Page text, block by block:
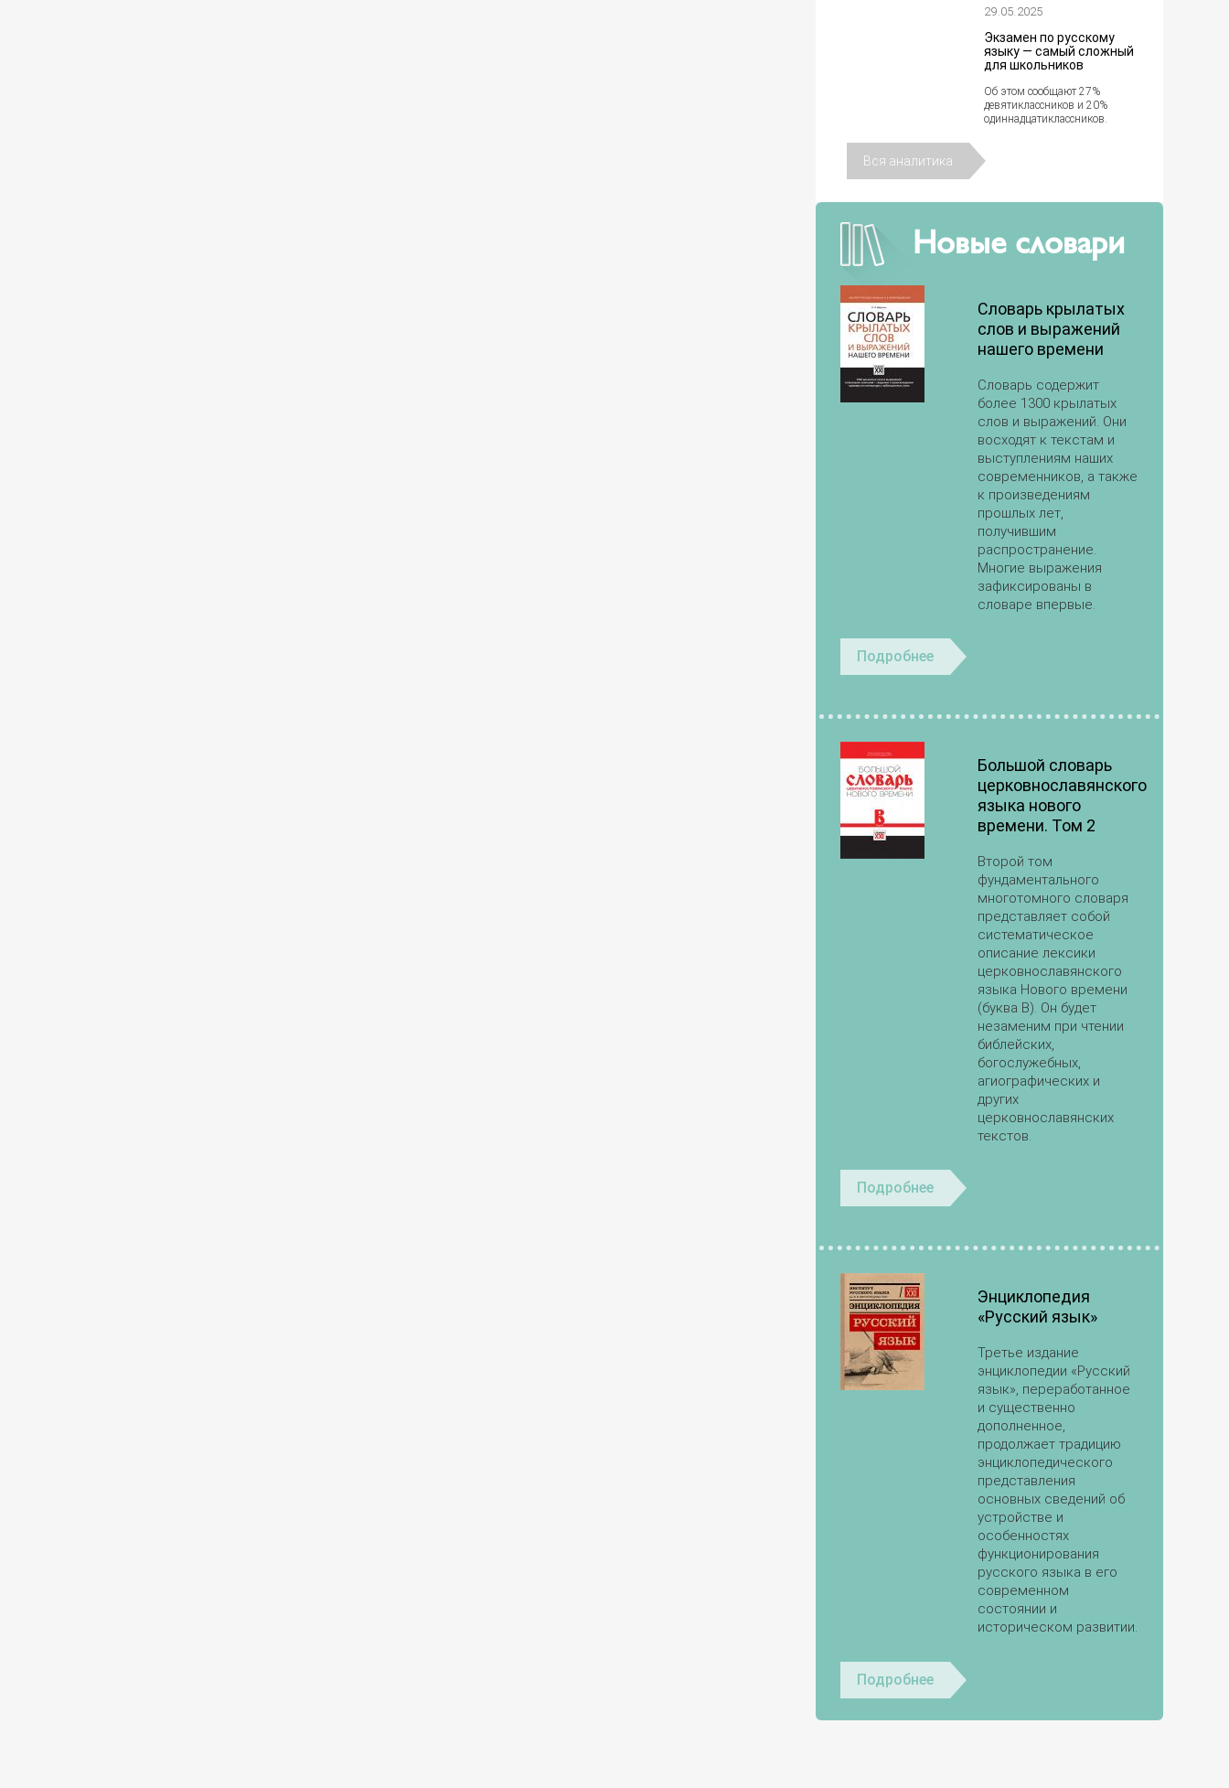
29.05.2025
Экзамен по русскому
языку — самый сложный
для школьников
Об этом сообщают 27%
девятиклассников и 20%
одиннадцатиклассников.
Вся аналитика
Новые словари
Словарь крылатых
слов и выражений
нашего времени
Словарь содержит
более 1300 крылатых
слов и выражений. Они
восходят к текстам и
выступлениям наших
современников, а также
к произведениям
прошлых лет,
получившим
распространение.
Многие выражения
зафиксированы в
словаре впервые.
Подробнее
Большой словарь
церковнославянского
языка нового
времени. Том 2
Второй том
фундаментального
многотомного словаря
представляет собой
систематическое
описание лексики
церковнославянского
языка Нового времени
(буква В). Он будет
незаменим при чтении
библейских,
богослужебных,
агиографических и
других
церковнославянских
текстов.
Подробнее
Энциклопедия
«Русский язык»
Третье издание
энциклопедии «Русский
язык», переработанное
и существенно
дополненное,
продолжает традицию
энциклопедического
представления
основных сведений об
устройстве и
особенностях
функционирования
русского языка в его
современном
состоянии и
историческом развитии.
Подробнее